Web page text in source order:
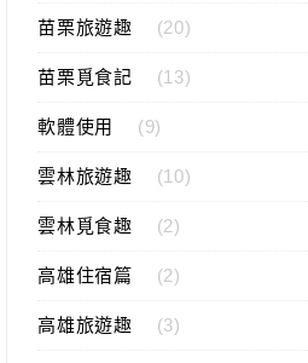
苗栗旅遊趣 (20)
苗栗覓食記 (13)
軟體使用 (9)
雲林旅遊趣 (10)
雲林覓食趣 (2)
高雄住宿篇 (2)
高雄旅遊趣 (3)